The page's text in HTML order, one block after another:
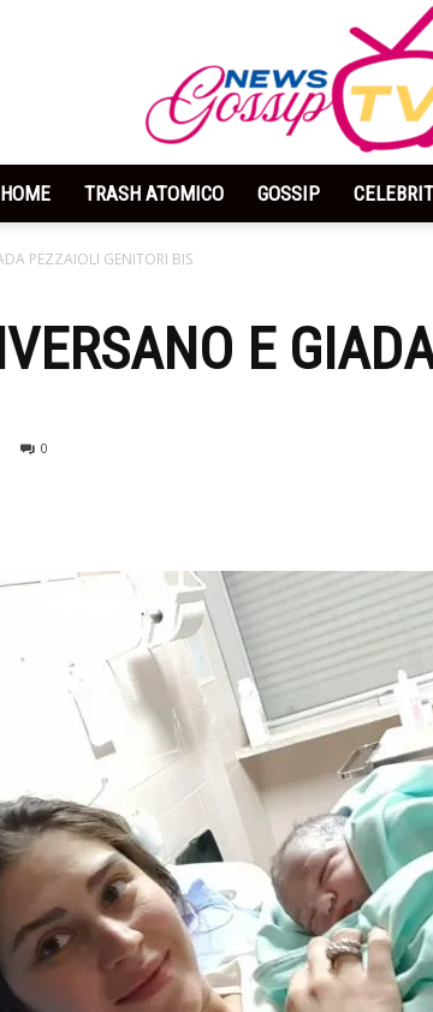
HOME TRASH ATOMICO GOSSIP
PEZZAIOLI GENITORI BIS
E
0